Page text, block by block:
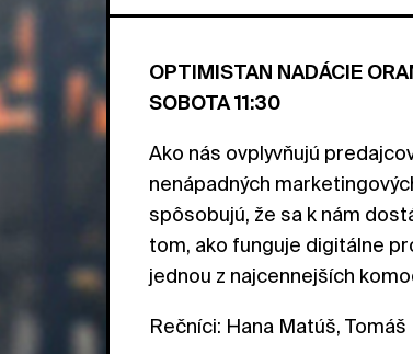
OPTIMISTAN NADÁCIE
SOBOTA 11:30
Ako nás ovplyvňujú
nenápadných
spôsobujú, že sa k nám
tom, ako funguje digitálne
jednou z najcennejších
Rečníci: Hana Matúš,